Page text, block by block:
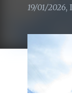
19/01/2026,